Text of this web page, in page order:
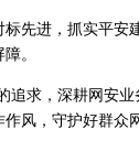
先进，抓实平安
。
求，深耕网安
风，守护好群众